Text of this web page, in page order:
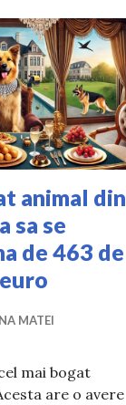
animal din
sa se
de 463 de
MATEI
mai bogat
are o avere